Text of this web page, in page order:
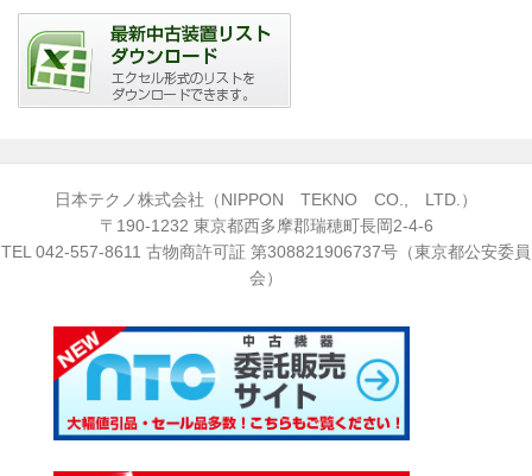
日本テクノ株式会社（NIPPON TEKNO CO., LTD.）
〒190-1232 東京都西多摩郡瑞穂町長岡2-4-6
TEL042-557-8611 古物商許可証 第308821906737号（東京都公安委員
会）